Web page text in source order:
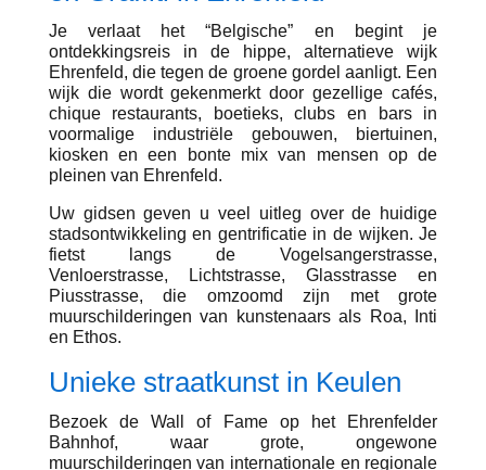
Je verlaat het “Belgische” en begint je
ontdekkingsreis in de hippe, alternatieve wijk
Ehrenfeld, die tegen de groene gordel aanligt. Een
wijk die wordt gekenmerkt door gezellige cafés,
chique restaurants, boetieks, clubs en bars in
voormalige industriële gebouwen, biertuinen,
kiosken en een bonte mix van mensen op de
pleinen van Ehrenfeld.
Uw gidsen geven u veel uitleg over de huidige
stadsontwikkeling en gentrificatie in de wijken. Je
fietst langs de Vogelsangerstrasse,
Venloerstrasse, Lichtstrasse, Glasstrasse en
Piusstrasse, die omzoomd zijn met grote
muurschilderingen van kunstenaars als Roa, Inti
en Ethos.
Unieke straatkunst in Keulen
Bezoek de Wall of Fame op het Ehrenfelder
Bahnhof, waar grote, ongewone
muurschilderingen van internationale en regionale